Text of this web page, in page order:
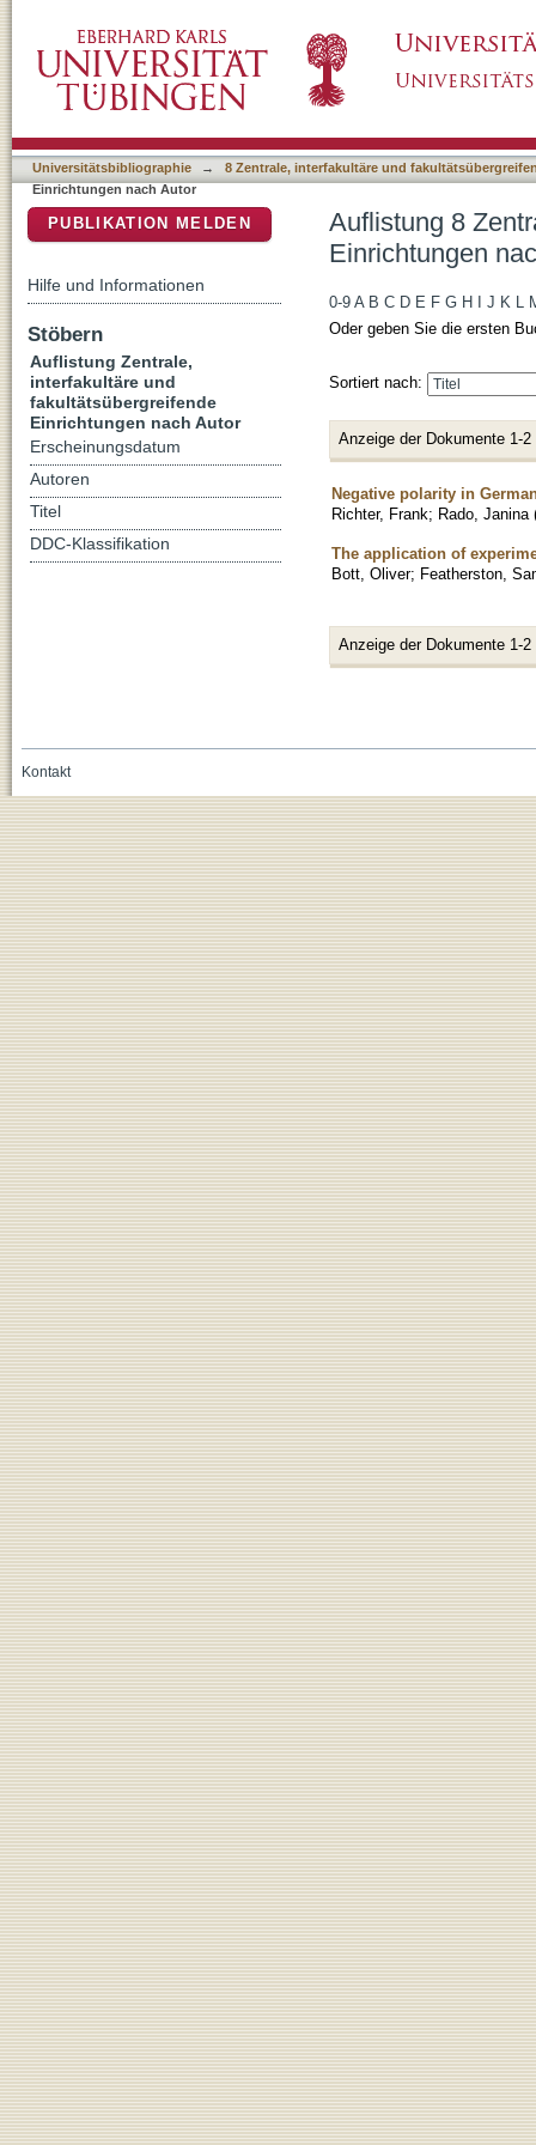
Janina"
Universitätsbibliographie →
8 Zentrale, interfakultäre und
Einrichtungen nach Autor
Auflistung 8
Einrichtungen
0-9 A B C D E F G H J K L
Oder geben Sie die ersten
Sortiert nach:
Anzeige der Dokumente 1-2
Negative polarity in
Richter, Frank; Rado, Janina
The application of
Bott, Oliver; Featherston,
Anzeige der Dokumente 1-2
PUBLIKATION MELDEN
Hilfe und Informationen
Stöbern
Auflistung Zentrale,
interfakultäre und
fakultätsübergreifende
Einrichtungen nach Autor
Erscheinungsdatum
Autoren
Titel
DDC-Klassifikation
Kontakt